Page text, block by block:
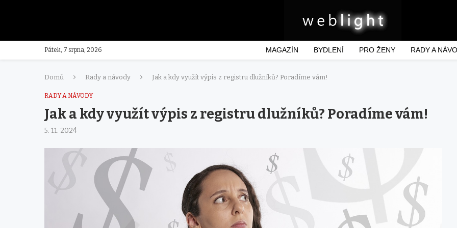
Pátek, 7 srpna, 2026 MAGAZÍN BYDLENÍ PRO ŽENY RADY A
Domů Rady a návody Jak a kdy využít výpis z registru dlužníků? Poradíme vám!
RADY A NÁVODY
Jak a kdy využít výpis z registru dlužníků? Poradíme vám!
5. 11. 2024